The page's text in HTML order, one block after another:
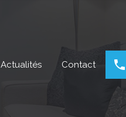
Actualités Contact